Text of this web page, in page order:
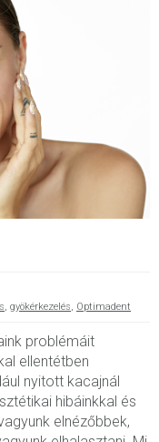
, gyökérkezelés, Optimadent
problémáit
ellentétben
nyitott kacajnál
hibáinkkal és
elnézőbbek,